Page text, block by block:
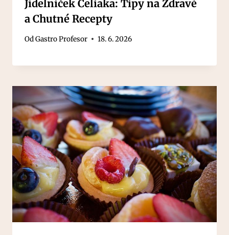
Jídelníček Celiaka: Tipy na Zdravé
a Chutné Recepty
OdGastro Profesor 18. 6. 2026